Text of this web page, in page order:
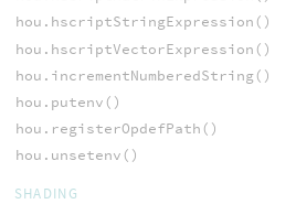
hou.hscriptStringExpression()
hou.hscriptVectorExpression()
hou.incrementNumberedString()
hou.putenv()
hou.registerOpdefPath()
hou.unsetenv()
SHADING